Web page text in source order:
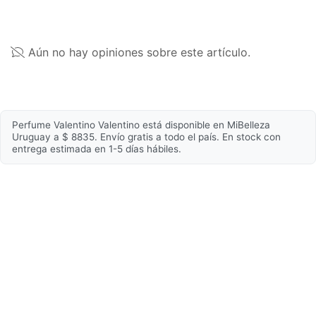
Fórmula Eau de toilette
Notas de fondo Bergamota de Calabria
Notas medias Acorde de café
Aún no hay opiniones sobre este artículo.
Perfume Valentino Valentino está disponible en MiBelleza
Uruguay a $ 8835. Envío gratis a todo el país. En stock con
entrega estimada en 1-5 días hábiles.